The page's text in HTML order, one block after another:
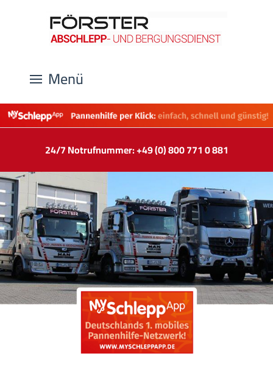
Menü
24/7 Notrufnummer: +49 (0) 800 771 0 881